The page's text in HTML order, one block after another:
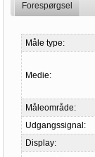
Forespørgsel
Måle type:
Medie:
Måleområde:
Udgangssignal:
Display: